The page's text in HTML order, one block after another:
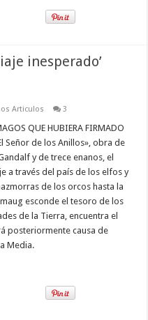
inesperado’
Articulos 3
QUE HUBIERA FIRMADO
Señor de los Anillos», obra de
y de trece enanos, el
a través del país de los elfos y
de los orcos hasta la
esconde el tesoro de los
de la Tierra, encuentra el
posteriormente causa de
Media.